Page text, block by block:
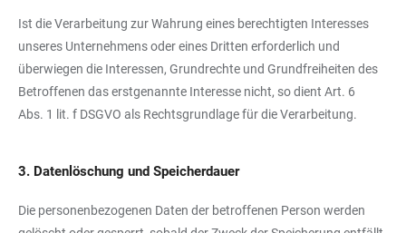
Ist die Verarbeitung zur Wahrung eines berechtigten Interesses
unseres Unternehmens oder eines Dritten erforderlich und
überwiegen die Interessen, Grundrechte und Grundfreiheiten des
Betroffenen das erstgenannte Interesse nicht, so dient Art. 6
Abs. 1 lit. f DSGVO als Rechtsgrundlage für die Verarbeitung.
3. Datenlöschung und Speicherdauer
Die personenbezogenen Daten der betroffenen Person werden